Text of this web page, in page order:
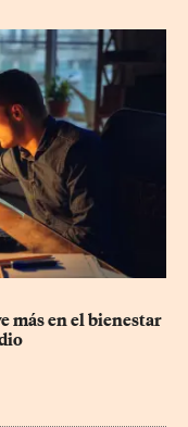
más en el bienestar